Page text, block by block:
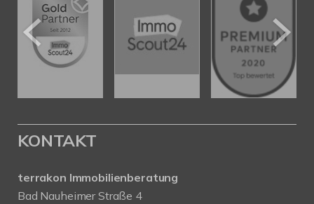
KONTAKT
terrakon Immobilienberatung
Bad Nauheimer Straße 4